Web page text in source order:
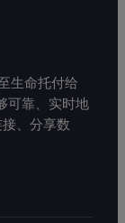
生命托付给
可靠、实时地
、分享数